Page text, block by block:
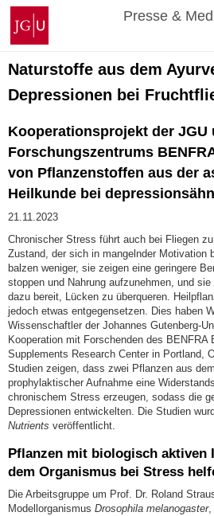
Zum
Inhalt
springen
Johannes
Gutenberg-
Universität
Mainz
Presse &
Naturstoffe aus dem
Depressionen bei
Kooperationsprojekt der JGU
Forschungszentrums
von Pflanzenstoffen aus der
Heilkunde bei
21.11.2023
Chronischer Stress führt auch bei Fliegen
Zustand, der sich in mangelnder Motivation
balzen weniger, sie zeigen eine geringere
stoppen und Nahrung aufzunehmen, und
dazu bereit, Lücken zu überqueren.
jedoch etwas entgegensetzen. Dies haben
Wissenschaftler der Johannes Gutenberg-
Kooperation mit Forschenden des BENFRA
Supplements Research Center in Portland,
Studien zeigen, dass zwei Pflanzen aus
prophylaktischer Aufnahme eine
chronischem Stress erzeugen, sodass die
Depressionen entwickelten. Die Studien
Nutrients veröffentlicht.
Pflanzen mit biologisch aktiven
dem Organismus bei Stress
Die Arbeitsgruppe um Prof. Dr. Roland
Modellorganismus Drosophila melanogaster,